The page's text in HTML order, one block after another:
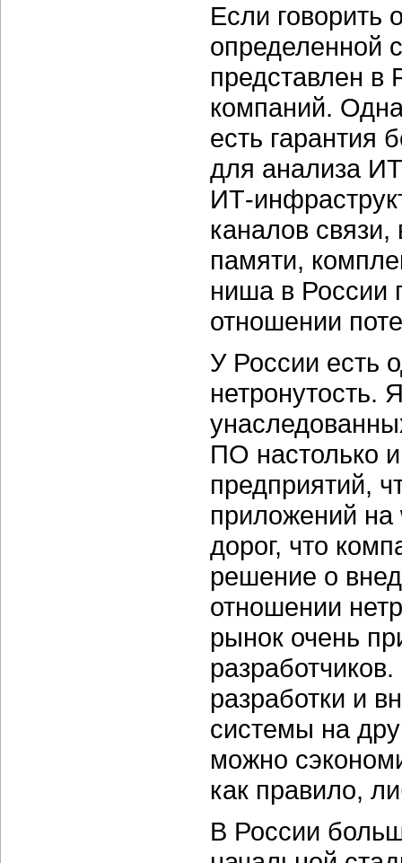
Если говорить
определенной
представлен в
компаний.
есть гарантия
для анализа
ИТ-
каналов
памяти,
ниша в России
отношении
У России есть
нетронутость.
ПО настолько
предприятий,
приложений на
дорог, что
решение о
отношении
рынок очень
разработки и
системы на
можно
как правило,
В России